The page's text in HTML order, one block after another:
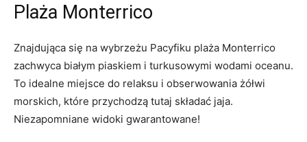
Plaża‍ Monterrico
Znajdująca się na wybrzeżu ​Pacyfiku plaża Monterrico
zachwyca ⁤białym⁣ piaskiem i turkusowymi wodami ​oceanu.
To idealne ⁤miejsce ⁢do‌ relaksu i obserwowania żółwi
morskich, które przychodzą tutaj składać jaja.
Niezapomniane widoki gwarantowane!